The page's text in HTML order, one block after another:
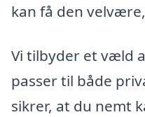
kan få den
Vi tilbyder et væld
passer til både
sikrer, at du nemt